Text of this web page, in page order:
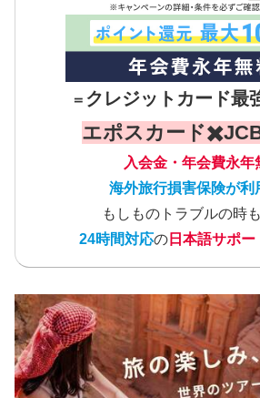
＝ クレジットカード最
エポスカード
入会金・年会費永年
海外旅行損害保険が利
もしものトラブルの時
24時間対応の 日本語サポ